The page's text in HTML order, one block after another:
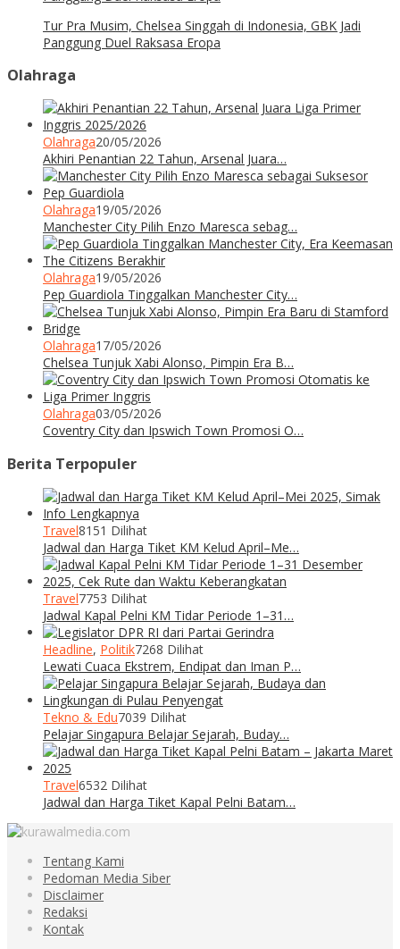
Tur Pra Musim, Chelsea Singgah di Indonesia, GBK Jadi
Panggung Duel Raksasa Eropa
Olahraga
Olahraga20/05/2026
Akhiri Penantian 22 Tahun, Arsenal Juara…
Olahraga19/05/2026
Manchester City Pilih Enzo Maresca sebag…
Olahraga19/05/2026
Pep Guardiola Tinggalkan Manchester City…
Olahraga17/05/2026
Chelsea Tunjuk Xabi Alonso, Pimpin Era B…
Olahraga03/05/2026
Coventry City dan Ipswich Town Promosi O…
Berita Terpopuler
Travel8151 Dilihat
Jadwal dan Harga Tiket KM Kelud April–Me…
Travel7753 Dilihat
Jadwal Kapal Pelni KM Tidar Periode 1–31…
Headline, Politik7268 Dilihat
Lewati Cuaca Ekstrem, Endipat dan Iman P…
Tekno & Edu7039 Dilihat
Pelajar Singapura Belajar Sejarah, Buday…
Travel6532 Dilihat
Jadwal dan Harga Tiket Kapal Pelni Batam…
Tentang Kami
Pedoman Media Siber
Disclaimer
Redaksi
Kontak